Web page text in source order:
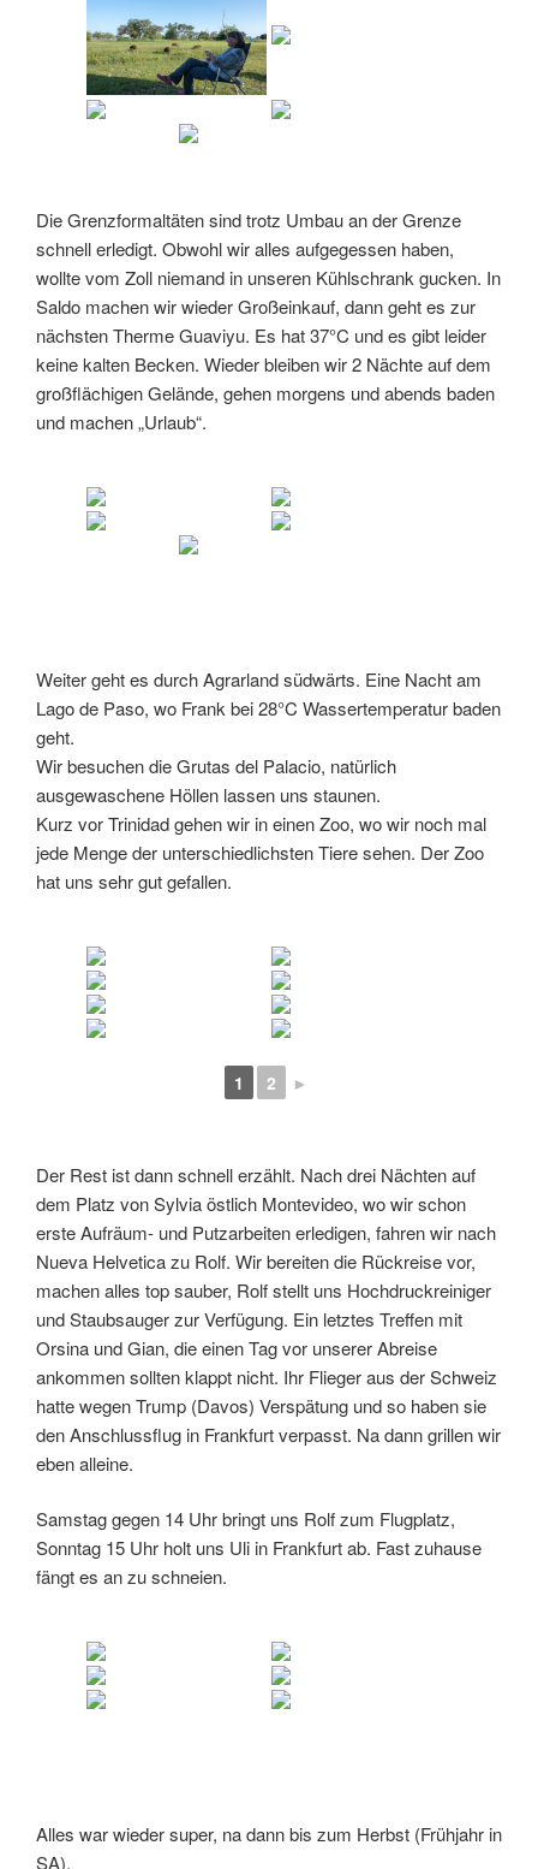
Die Grenzformaltäten sind trotz Umbau an der Grenze
schnell erledigt. Obwohl wir alles aufgegessen haben,
wollte vom Zoll niemand in unseren Kühlschrank gucken. In
Saldo machen wir wieder Großeinkauf, dann geht es zur
nächsten Therme Guaviyu. Es hat 37°C und es gibt leider
keine kalten Becken. Wieder bleiben wir 2 Nächte auf dem
großflächigen Gelände, gehen morgens und abends baden
und machen „Urlaub“.
Weiter geht es durch Agrarland südwärts. Eine Nacht am
Lago de Paso, wo Frank bei 28°C Wassertemperatur baden
geht.
Wir besuchen die Grutas del Palacio, natürlich
ausgewaschene Höllen lassen uns staunen.
Kurz vor Trinidad gehen wir in einen Zoo, wo wir noch mal
jede Menge der unterschiedlichsten Tiere sehen. Der Zoo
hat uns sehr gut gefallen.
1 2 ►
Der Rest ist dann schnell erzählt. Nach drei Nächten auf
dem Platz von Sylvia östlich Montevideo, wo wir schon
erste Aufräum- und Putzarbeiten erledigen, fahren wir nach
Nueva Helvetica zu Rolf. Wir bereiten die Rückreise vor,
machen alles top sauber, Rolf stellt uns Hochdruckreiniger
und Staubsauger zur Verfügung. Ein letztes Treffen mit
Orsina und Gian, die einen Tag vor unserer Abreise
ankommen sollten klappt nicht. Ihr Flieger aus der Schweiz
hatte wegen Trump (Davos) Verspätung und so haben sie
den Anschlussflug in Frankfurt verpasst. Na dann grillen wir
eben alleine.
Samstag gegen 14 Uhr bringt uns Rolf zum Flugplatz,
Sonntag 15 Uhr holt uns Uli in Frankfurt ab. Fast zuhause
fängt es an zu schneien.
Alles war wieder super, na dann bis zum Herbst (Frühjahr in
SA).